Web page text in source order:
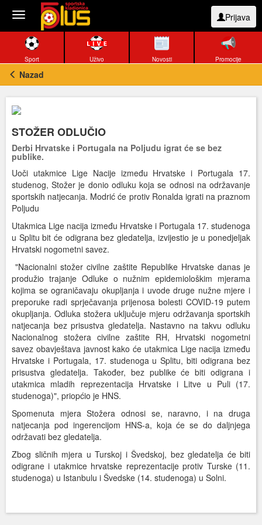
Toggle
navigation
Prijava
Sport Uživo Novosti Promocije
Nazad
STOŽER ODLUČIO
Derbi Hrvatske i Portugala na Poljudu igrat će se bez
publike.
Uoči utakmice Lige Nacije između Hrvatske i Portugala 17.
studenog, Stožer je donio odluku koja se odnosi na održavanje
sportskih natjecanja. Modrić će protiv Ronalda igrati na praznom
Poljudu
Utakmica Lige nacija između Hrvatske i Portugala 17. studenoga
u Splitu bit će odigrana bez gledatelja, izvijestio je u ponedjeljak
Hrvatski nogometni savez.
"Nacionalni stožer civilne zaštite Republike Hrvatske danas je
produžio trajanje Odluke o nužnim epidemiološkim mjerama
kojima se ograničavaju okupljanja i uvode druge nužne mjere i
preporuke radi sprječavanja prijenosa bolesti COVID-19 putem
okupljanja. Odluka stožera uključuje mjeru održavanja sportskih
natjecanja bez prisustva gledatelja. Nastavno na takvu odluku
Nacionalnog stožera civilne zaštite RH, Hrvatski nogometni
savez obavještava javnost kako će utakmica Lige nacija između
Hrvatske i Portugala, 17. studenoga u Splitu, biti odigrana bez
prisustva gledatelja. Također, bez publike će biti odigrana i
utakmica mladih reprezentacija Hrvatske i Litve u Puli (17.
studenoga)", priopćio je HNS.
Spomenuta mjera Stožera odnosi se, naravno, i na druga
natjecanja pod ingerencijom HNS-a, koja će se do daljnjega
održavati bez gledatelja.
Zbog sličnih mjera u Turskoj i Švedskoj, bez gledatelja će biti
odigrane i utakmice hrvatske reprezentacije protiv Turske (11.
studenoga) u Istanbulu i Švedske (14. studenoga) u Solni.